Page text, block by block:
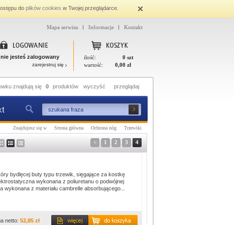
doplików cookies w Twojej przeglądarce.
Mapa serwisu Informacje Kontakt
ilość:
0 szt
wartość:
0,00 zł
nie jesteś zalogowany
zarejestruj się
znajdują się 0 produktów wyczyść przeglądaj
Znajdujesz się w Strona główna Ochrona nóg Trzewiki
< 1 2 3 4
bydlęcej buty typu trzewik, sięgające za kostkę
wykonana z poliuretanu o podwójnej
z materiału cambrelle absorbującego...
netto: 52,85 zł